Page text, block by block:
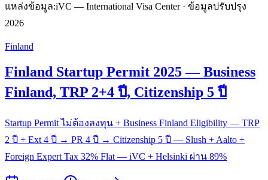
แหล่งข้อมูล:iVC — International Visa Center · ข้อมูลปรับปรุง
2026
Finland
Finland Startup Permit 2025 — Business
Finland, TRP 2+4 ปี, Citizenship 5 ปี
Startup Permit ไม่ต้องลงทุน + Business Finland Eligibility — TRP
2 ปี + Ext 4 ปี → PR 4 ปี → Citizenship 5 ปี — Slush + Aalto +
Foreign Expert Tax 32% Flat — iVC + Helsinki ผ่าน 89%